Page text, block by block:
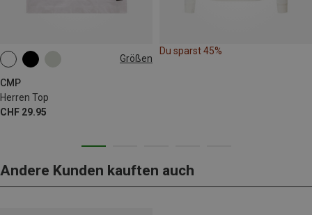
Größen
CMP
Herren Top
CHF 29.95
M L XL
Du sparst 45%
Andere Kunden kauften auch